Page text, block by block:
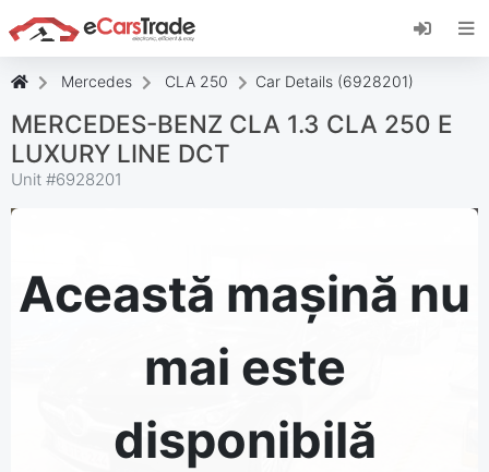
Instalați aplicația web eCarsTrade, adăugați-o
pe ecranul de pornire și primiți actualizări
Mercedes CLA 250 Car Details (6928201)
MERCEDES-BENZ CLA 1.3 CLA 250 E
LUXURY LINE DCT
Unit #6928201
Această mașină nu
mai este
disponibilă